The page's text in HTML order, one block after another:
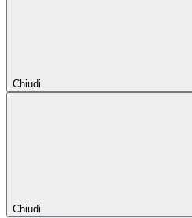
Chiudi
Chiudi